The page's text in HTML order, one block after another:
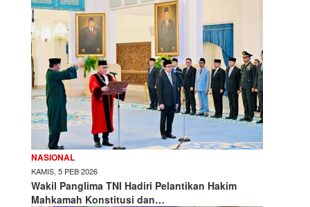
NASIONAL
KAMIS, 5 PEB 2026
Wakil Panglima TNI Hadiri Pelantikan Hakim
Mahkamah Konstitusi dan…